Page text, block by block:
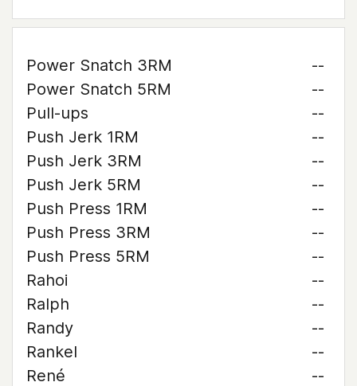
Power Snatch 3RM
--
Power Snatch 5RM
--
Pull-ups
--
Push Jerk 1RM
--
Push Jerk 3RM
--
Push Jerk 5RM
--
Push Press 1RM
--
Push Press 3RM
--
Push Press 5RM
--
Rahoi
--
Ralph
--
Randy
--
Rankel
--
René
--